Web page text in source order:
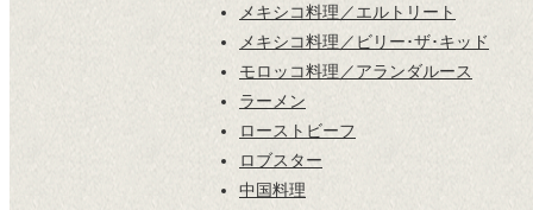
メキシコ料理／エルトリート
メキシコ料理／ビリー･ザ･キッド
モロッコ料理／アランダルース
ラーメン
ローストビーフ
ロブスター
中国料理